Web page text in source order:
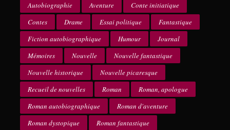
Autobiographie Aventure
Conte initiatique
Contes
Drame Essai politique
Fantastique
Fiction autobiographique
Humour
Journal
Mémoires
Nouvelle
Nouvelle fantastique
Nouvelle historique
Nouvelle picaresque
Recueil de nouvelles
Roman
Roman, apologue
Roman autobiographique
Roman d'aventure
Roman dystopique
Roman fantastique